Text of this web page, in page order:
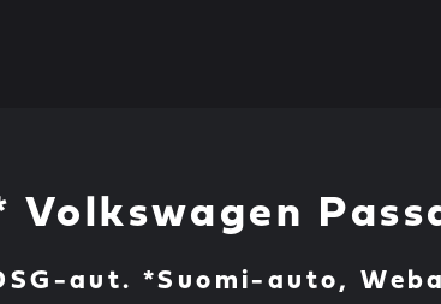
Volkswagen
aut. *Suomi-auto,